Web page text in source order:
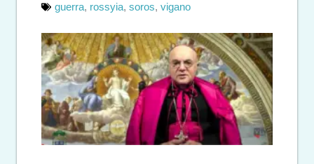
guerra, rossyia, soros, vigano